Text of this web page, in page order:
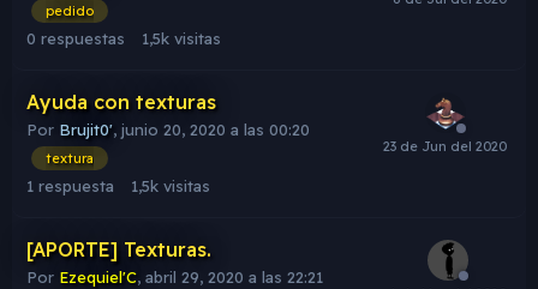
pedido
0 respuestas 1,5k visitas
Ayuda con texturas
Por Brujit0', junio 20, 2020 a las 00:20
textura
1 respuesta 1,5k visitas
[APORTE] Texturas.
Por Ezequiel'C, abril 29, 2020 a las 22:21